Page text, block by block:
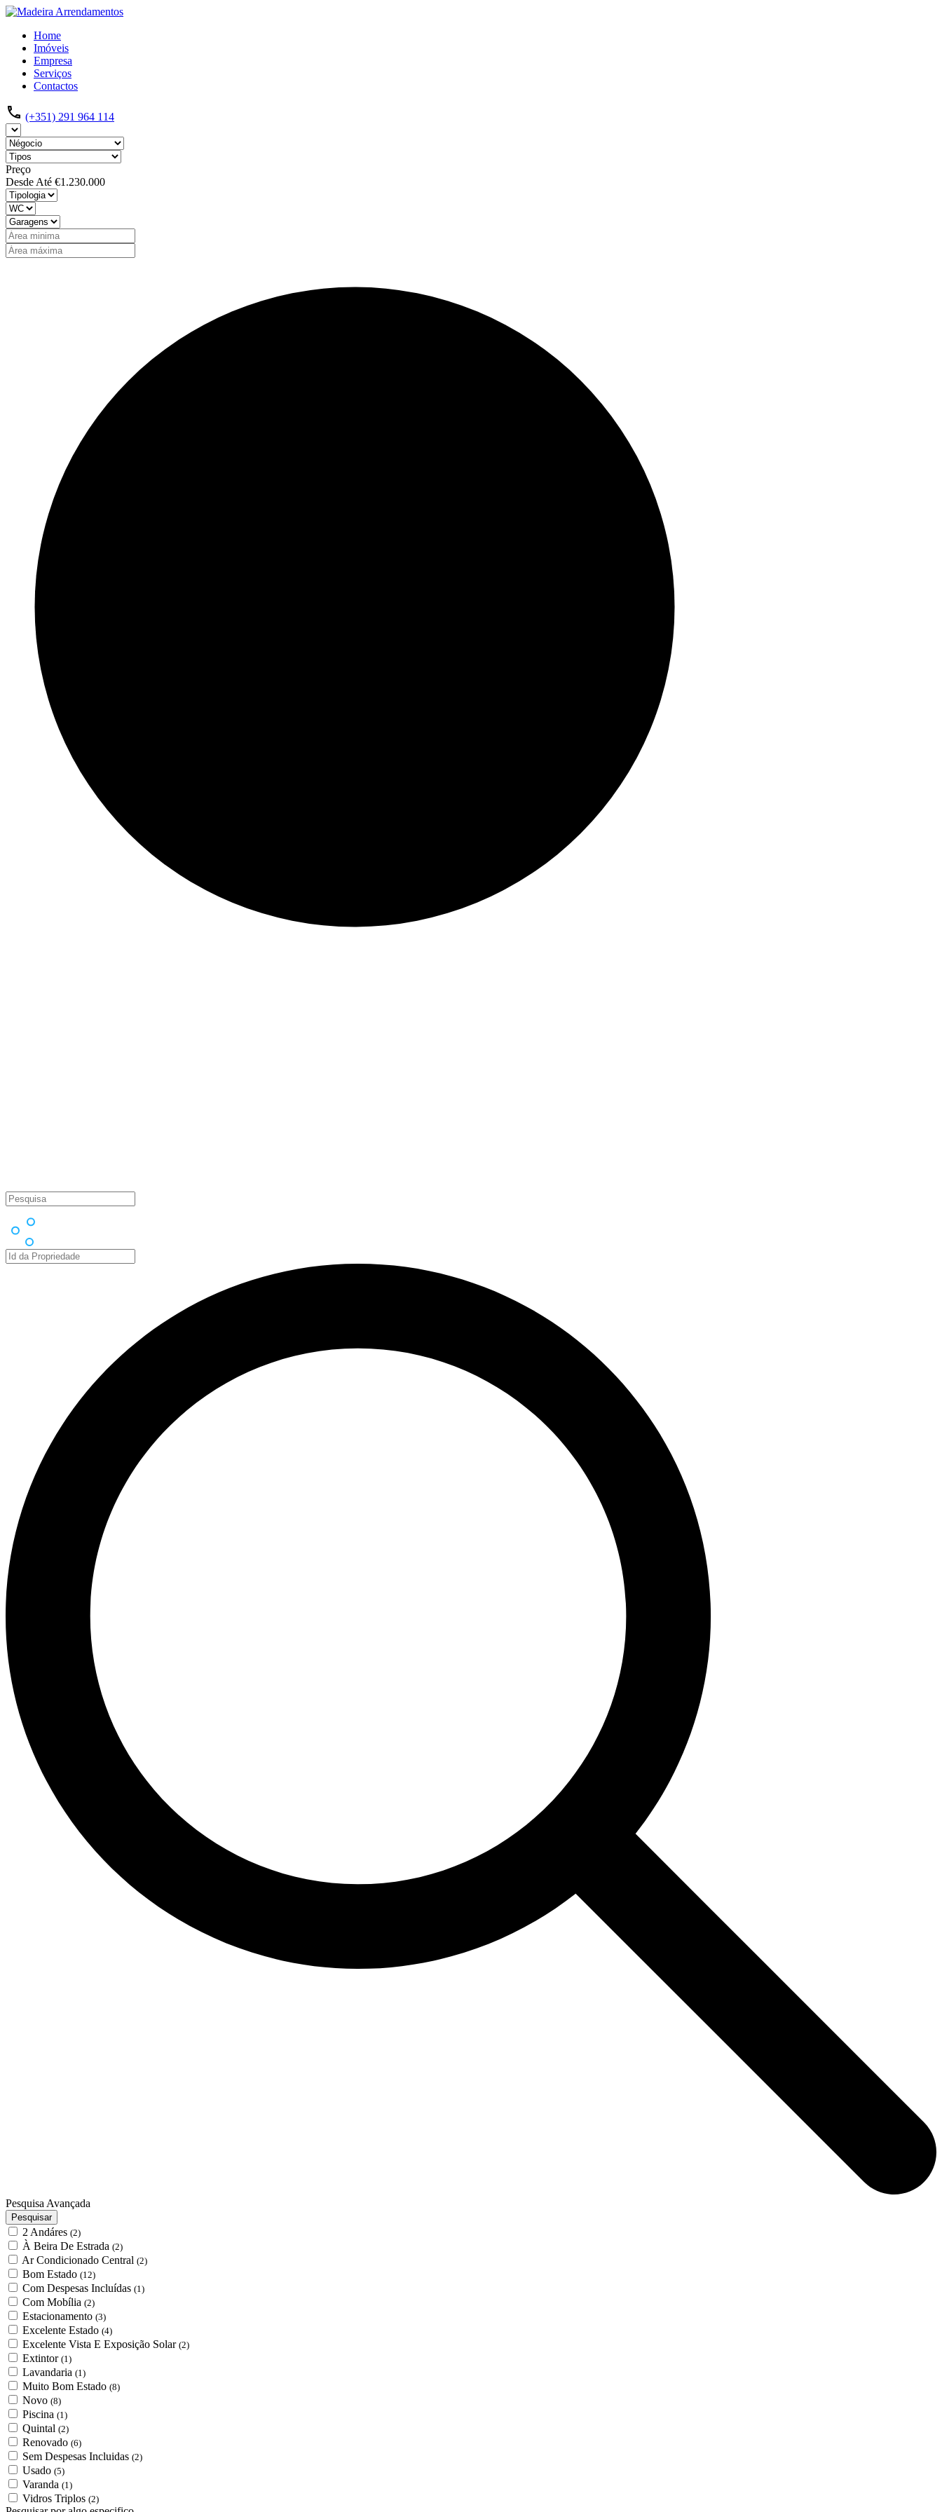
Home
Imóveis
Empresa
Serviços
Contactos
(+351) 291 964 114
Preço
Desde Até €1.230.000
Pesquisa Avançada
Pesquisar
2 Andáres (2)
À Beira De Estrada (2)
Ar Condicionado Central (2)
Bom Estado (12)
Com Despesas Incluídas (1)
Com Mobília (2)
Estacionamento (3)
Excelente Estado (4)
Excelente Vista E Exposição Solar (2)
Extintor (1)
Lavandaria (1)
Muito Bom Estado (8)
Novo (8)
Piscina (1)
Quintal (2)
Renovado (6)
Sem Despesas Incluidas (2)
Usado (5)
Varanda (1)
Vidros Triplos (2)